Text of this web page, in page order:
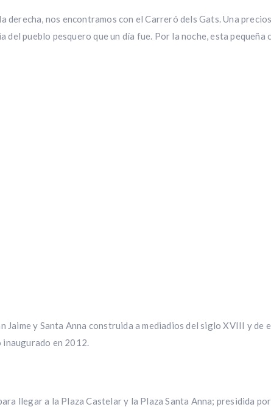
derecha, nos encontramos con el Carreró dels Gats. Una
del pueblo pesquero que un día fue. Por la noche, esta
Jaime y Santa Anna construida a mediadios del siglo XVIII y
en 2012.
llegar a la Plaza Castelar y la Plaza Santa Anna; presidida